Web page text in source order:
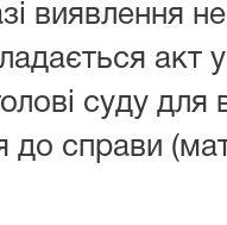
виявлення
акт
суду для
до справи